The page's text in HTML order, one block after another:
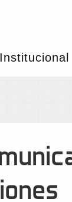
Institucional